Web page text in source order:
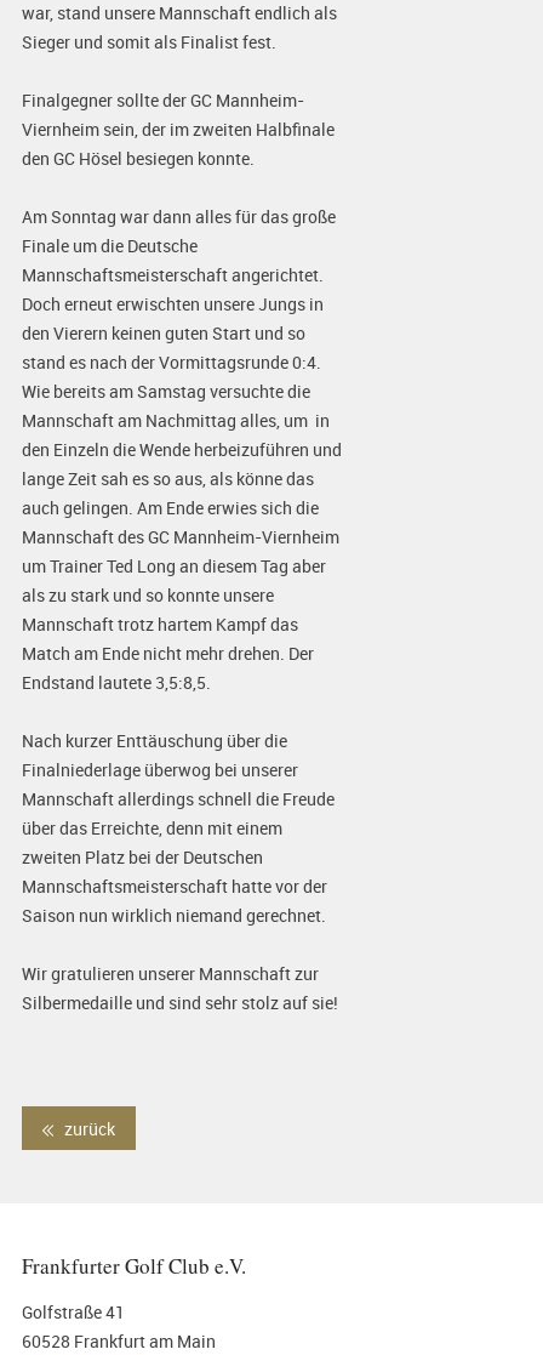
war, stand unsere Mannschaft endlich als
Sieger und somit als Finalist fest.
Finalgegner sollte der GC Mannheim-
Viernheim sein, der im zweiten Halbfinale
den GC Hösel besiegen konnte.
Am Sonntag war dann alles für das große
Finale um die Deutsche
Mannschaftsmeisterschaft angerichtet.
Doch erneut erwischten unsere Jungs in
den Vierern keinen guten Start und so
stand es nach der Vormittagsrunde 0:4.
Wie bereits am Samstag versuchte die
Mannschaft am Nachmittag alles, um in
den Einzeln die Wende herbeizuführen und
lange Zeit sah es so aus, als könne das
auch gelingen. Am Ende erwies sich die
Mannschaft des GC Mannheim-Viernheim
um Trainer Ted Long an diesem Tag aber
als zu stark und so konnte unsere
Mannschaft trotz hartem Kampf das
Match am Ende nicht mehr drehen. Der
Endstand lautete 3,5:8,5.
Nach kurzer Enttäuschung über die
Finalniederlage überwog bei unserer
Mannschaft allerdings schnell die Freude
über das Erreichte, denn mit einem
zweiten Platz bei der Deutschen
Mannschaftsmeisterschaft hatte vor der
Saison nun wirklich niemand gerechnet.
Wir gratulieren unserer Mannschaft zur
Silbermedaille und sind sehr stolz auf sie!
zurück
Frankfurter Golf Club e.V.
Golfstraße 41
60528 Frankfurt am Main